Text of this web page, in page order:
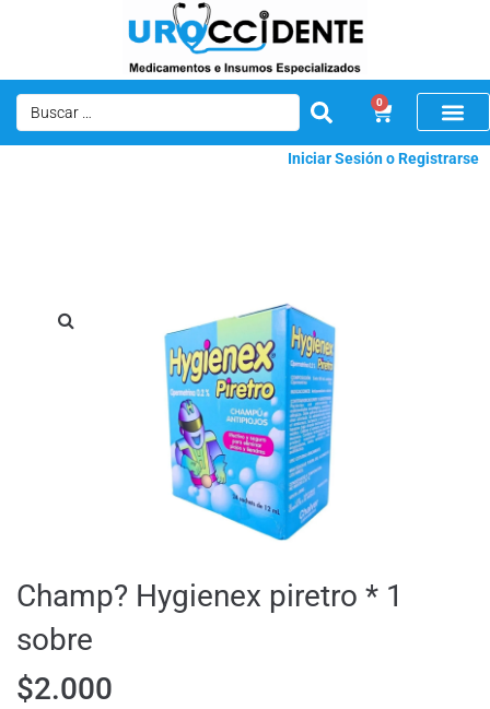
0
Iniciar Sesión o Registrarse
Champ? Hygienex piretro * 1
sobre
$2.000